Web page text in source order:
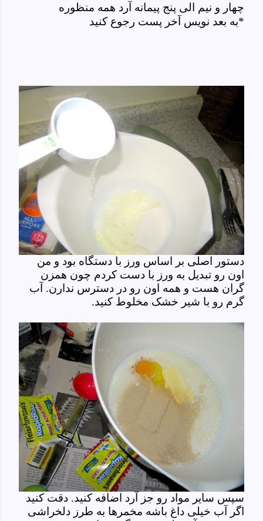
چهار و نیم الی پنج پیمانه آرد همه منظوره
*به بعد نویس آخر پست رجوع کنید
دستور اصلی بر اساس ورز با دستگاه بود و من
اون رو تبدیل به ورز با دست کردم چون همزن
گران هست و همه اون رو در دسترس ندارن. آب
گرم رو با شیر خشک مخلوط کنید.
سپس سایر مواد رو جز آرد اضافه کنید. دقت کنید
اگر آب خیلی داغ باشه مخمرها به طرز دلخراشی